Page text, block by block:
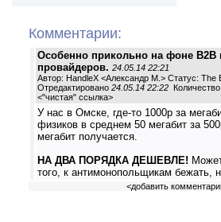
Комментарии:
Особенно прикольно на фоне B2B
провайдеров. 24.05.14 22:21
Автор: HandleX <Александр М.> Статус: The
Отредактировано 24.05.14 22:22
<"чистая" ссылка>
У нас в Омске, где-то 1000р за
физиков в среднем 50 мегабит за
мегабит получается.
НА ДВА ПОРЯДКА ДЕШЕВЛЕ!
того, к антимонопольщикам бежать,
<добавить